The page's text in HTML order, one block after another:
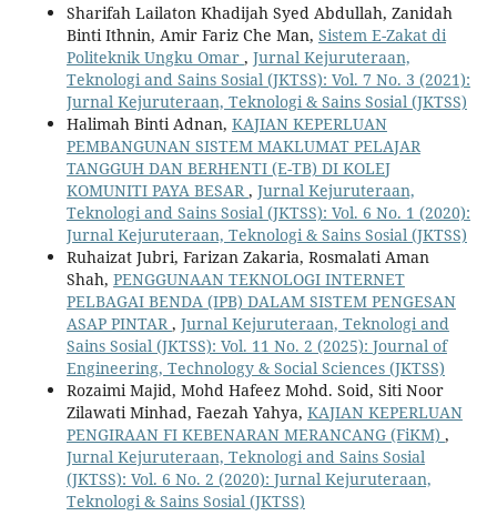
Sharifah Lailaton Khadijah Syed Abdullah, Zanidah
Binti Ithnin, Amir Fariz Che Man, Sistem E-Zakat di
Politeknik Ungku Omar , Jurnal Kejuruteraan,
Teknologi and Sains Sosial (JKTSS): Vol. 7 No. 3 (2021):
Jurnal Kejuruteraan, Teknologi & Sains Sosial (JKTSS)
Halimah Binti Adnan, KAJIAN KEPERLUAN
PEMBANGUNAN SISTEM MAKLUMAT PELAJAR
TANGGUH DAN BERHENTI (E-TB) DI KOLEJ
KOMUNITI PAYA BESAR, Jurnal Kejuruteraan,
Teknologi and Sains Sosial (JKTSS): Vol. 6 No. 1 (2020):
Jurnal Kejuruteraan, Teknologi & Sains Sosial (JKTSS)
Ruhaizat Jubri, Farizan Zakaria, Rosmalati Aman
Shah, PENGGUNAAN TEKNOLOGI INTERNET
PELBAGAI BENDA (IPB) DALAM SISTEM PENGESAN
ASAP PINTAR, Jurnal Kejuruteraan, Teknologi and
Sains Sosial (JKTSS): Vol. 11 No. 2 (2025): Journal of
Engineering, Technology & Social Sciences (JKTSS)
Rozaimi Majid, Mohd Hafeez Mohd. Soid, Siti Noor
Zilawati Minhad, Faezah Yahya, KAJIAN KEPERLUAN
PENGIRAAN FI KEBENARAN MERANCANG (FiKM) ,
Jurnal Kejuruteraan, Teknologi and Sains Sosial
(JKTSS): Vol. 6 No. 2 (2020): Jurnal Kejuruteraan,
Teknologi & Sains Sosial (JKTSS)